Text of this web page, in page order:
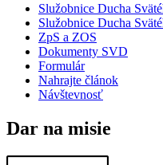
Služobnice Ducha
Služobnice Ducha
ZpS a ZOS
Dokumenty SVD
Formulár
Nahrajte článok
Návštevnosť
Dar na misie